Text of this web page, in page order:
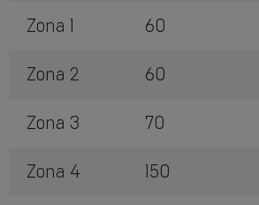
Zona 1 60
Zona 2 60
Zona 3 70
Zona 4 150